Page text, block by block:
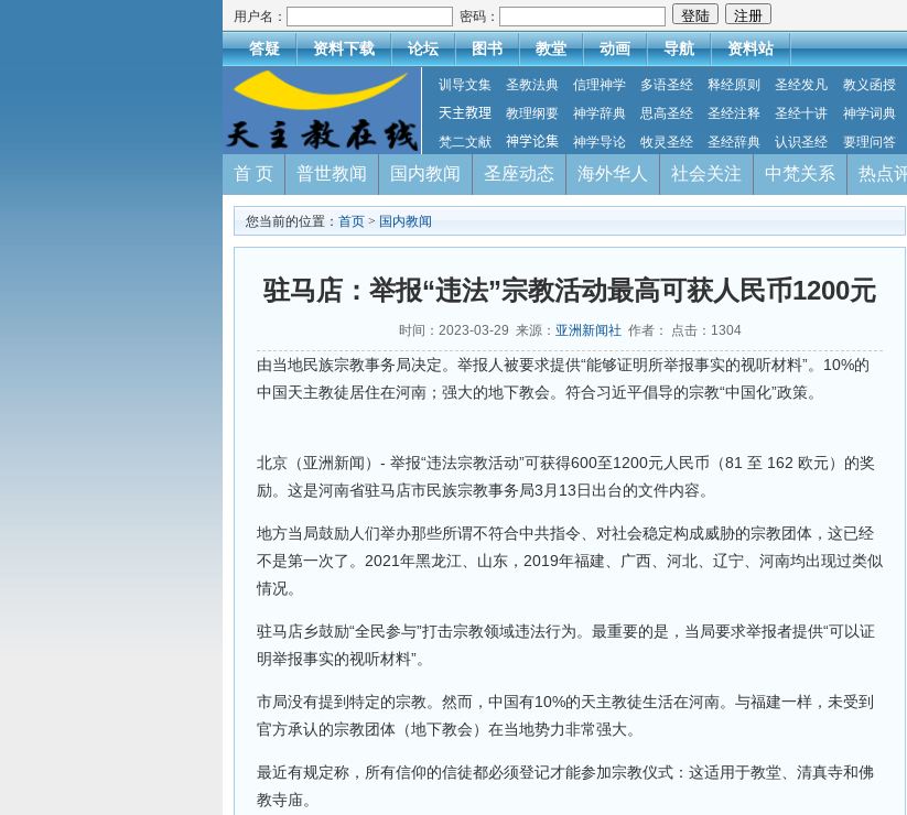
用户名： 密码：
答疑 资料下载 论坛 图书 教堂 动画 导航 资料站
训导文集 圣教法典 信理神学 多语圣经 释经原则 圣经发凡 教义函授
天主教理
教理纲要 神学辞典 思高圣经 圣经注释 圣经十讲 神学词典
梵二文献
神学论集 神学导论 牧灵圣经 圣经辞典 认识圣经 要理问答
首 页 普世教闻 国内教闻 圣座动态 海外华人 社会关注 中梵关系 热点
您当前的位置： 首页 > 国内教闻
驻马店：举报“违法”宗教活动最高可获人民币1200元
时间：2023-03-29 来源： 亚洲新闻社 作者： 点击： 1304
由当地民族宗教事务局决定。举报人被要求提供“能够证明所举报事实的视听材料”。10%的
中国天主教徒居住在河南；强大的地下教会。符合习近平倡导的宗教“中国化”政策。
北京（亚洲新闻）- 举报“违法宗教活动”可获得600至1200元人民币（81 至 162 欧元）的奖
励。这是河南省驻马店市民族宗教事务局3月13日出台的文件内容。
地方当局鼓励人们举办那些所谓不符合中共指令、对社会稳定构成威胁的宗教团体，这已经
不是第一次了。2021年黑龙江、山东，2019年福建、广西、河北、辽宁、河南均出现过类似
情况。
驻马店乡鼓励“全民参与”打击宗教领域违法行为。最重要的是，当局要求举报者提供“可以证
明举报事实的视听材料”。
市局没有提到特定的宗教。然而，中国有10%的天主教徒生活在河南。与福建一样，未受到
官方承认的宗教团体（地下教会）在当地势力非常强大。
最近有规定称，所有信仰的信徒都必须登记才能参加宗教仪式：这适用于教堂、清真寺和佛
教寺庙。